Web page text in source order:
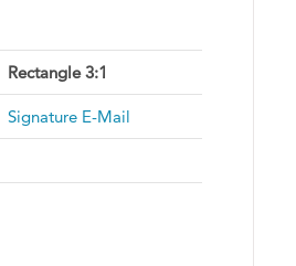
Rectangle 3:1
Signature E-Mail